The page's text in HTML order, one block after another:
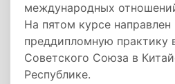
международных
На пятом курсе
преддипломную практику
Советского Союза в
Республике.